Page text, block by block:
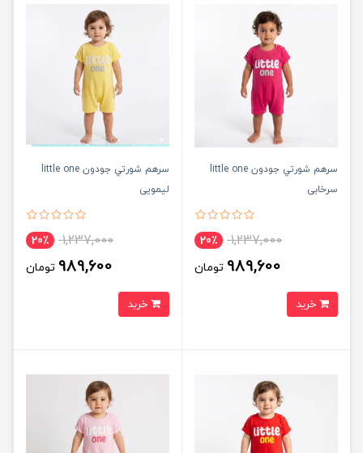
سرهم شورتي جودون little one
سرخابی
1,237,000 20٪
989,600 تومان
سرهم شورتي جودون little one
لیمویی
1,237,000 20٪
989,600 تومان